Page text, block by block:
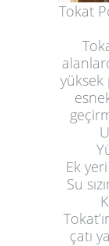
Tokat
yüksek
Ek
Su
çatı